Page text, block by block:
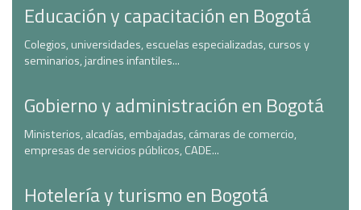
Educación y capacitación en Bogotá
Colegios, universidades, escuelas especializadas, cursos y
seminarios, jardines infantiles...
Gobierno y administración en Bogotá
Ministerios, alcadías, embajadas, cámaras de comercio,
empresas de servicios públicos, CADE...
Hotelería y turismo en Bogotá